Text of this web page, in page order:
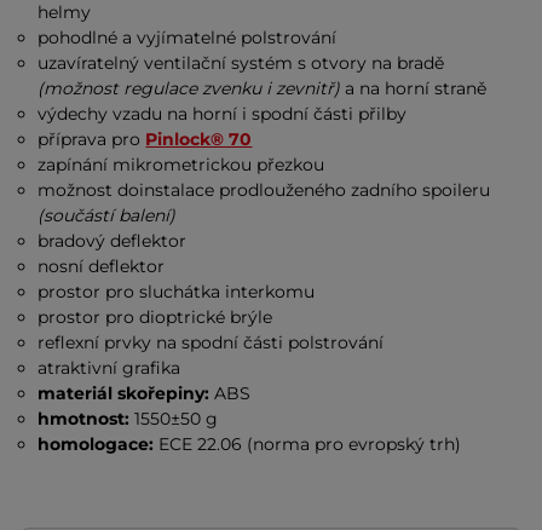
helmy
pohodlné a vyjímatelné polstrování
uzavíratelný ventilační systém s otvory na bradě
(možnost regulace zvenku i zevnitř) a na horní straně
výdechy vzadu na horní i spodní části přilby
příprava pro Pinlock® 70
zapínání mikrometrickou přezkou
možnost doinstalace prodlouženého zadního spoileru
(součástí balení)
bradový deflektor
nosní deflektor
prostor pro sluchátka interkomu
prostor pro dioptrické brýle
reflexní prvky na spodní části polstrování
atraktivní grafika
materiál skořepiny: ABS
hmotnost: 1550±50 g
homologace: ECE 22.06 (norma pro evropský trh)